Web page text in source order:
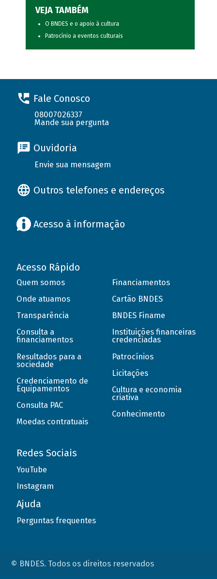
VEJA TAMBÉM
O BNDES e o apoio à cultura
Patrocínio a eventos culturais
Fale Conosco
08007026337
Mande sua pergunta
Ouvidoria
Envie sua mensagem
Outros telefones e endereços
Acesso à informação
Acesso Rápido
Quem somos
Onde atuamos
Transparência
Consulta a
financiamentos
Resultados para a
sociedade
Credenciamento de
Equipamentos
Consulta PAC
Moedas contratuais
Financiamentos
Cartão BNDES
BNDES Finame
Instituições financeiras
credenciadas
Patrocínios
Licitações
Cultura e economia
criativa
Conhecimento
Redes Sociais
YouTube
Instagram
Ajuda
Perguntas frequentes
© BNDES. Todos os direitos reservados